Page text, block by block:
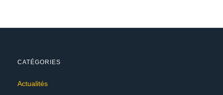
CATÉGORIES
Actualités